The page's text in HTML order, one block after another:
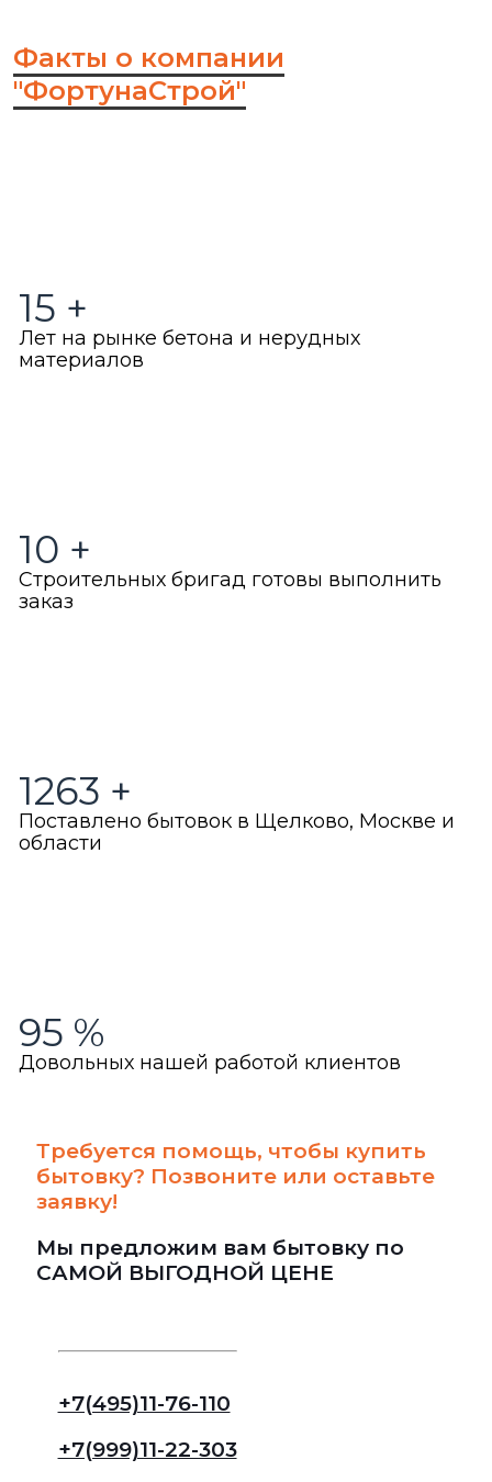
Факты о компании
"ФортунаСтрой"
15 +
Лет на рынке бетона и нерудных
материалов
10 +
Строительных бригад готовы выполнить
заказ
1263 +
Поставлено бытовок в Щелково, Москве и
области
95 %
Довольных нашей работой клиентов
Требуется помощь, чтобы купить
бытовку? Позвоните или оставьте
заявку!
Мы предложим вам бытовку по
САМОЙ ВЫГОДНОЙ ЦЕНЕ
+7(495)11-76-110
+7(999)11-22-303